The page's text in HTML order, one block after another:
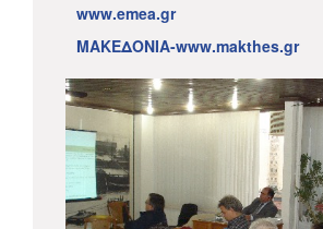
www.emea.gr
ΜΑΚΕΔΟΝΙΑ-www.makthes.gr